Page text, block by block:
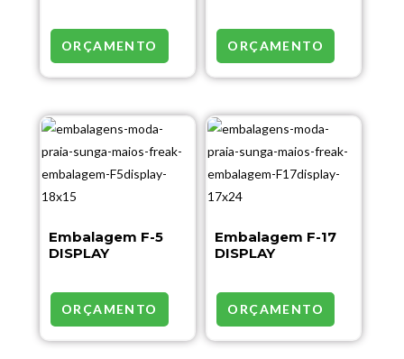
ORÇAMENTO ORÇAMENTO
Embalagem F-5
DISPLAY
ORÇAMENTO
Embalagem F-17
DISPLAY
ORÇAMENTO